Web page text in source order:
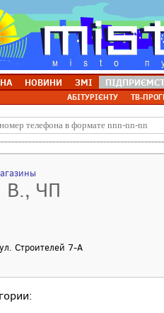
НОВИНИ ЗМІ
АБІТУРІЄНТУ ТВ-
В., ЧП
Строителей 7-А